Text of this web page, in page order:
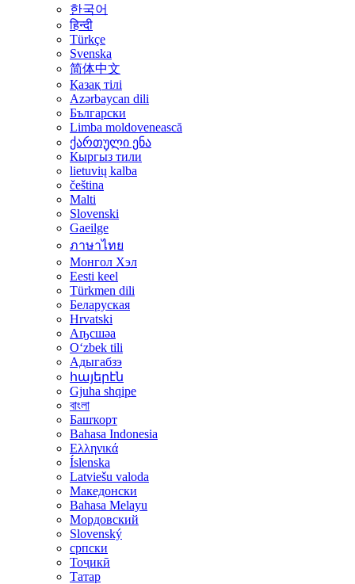
한국어
हिन्दी
Türkçe
Svenska
简体中文
Қазақ тілі
Azərbaycan dili
Български
Limba moldovenească
ქართული ენა
Кыргы́з тили
lietuvių kalba
čeština
Malti
Slovenski
Gaeilge
ภาษาไทย
Монгол Хэл
Eesti keel
Türkmen dili
Беларуская
Hrvatski
Аҧсшәа
Oʻzbek tili
Адыгабзэ
հայերէն
Gjuha shqipe
বাংলা
Башҡорт
Bahasa Indonesia
Ελληνικά
Íslenska
Latviešu valoda
Македонски
Bahasa Melayu
Мордовский
Slovenský
српски
Тоҷикӣ
Татар